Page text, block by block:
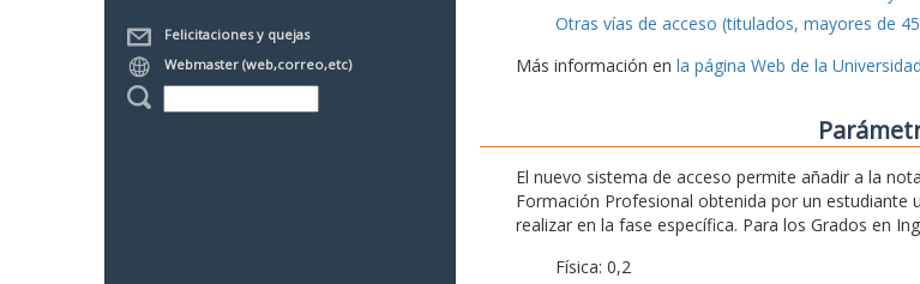
Felicitaciones y quejas
Webmaster (web,correo,etc)
Otras vías de acceso (titulados, mayores de
Más información en la página Web de la
El nuevo sistema de acceso permite añadir a la
Formación Profesional obtenida por un estudiante
realizar en la fase específica. Para los Grados en
Física: 0,2